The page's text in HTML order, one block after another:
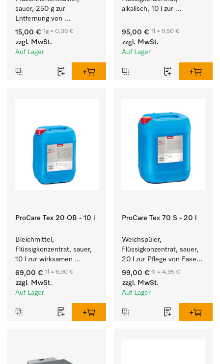
sauer, 250 g zur
Entfernung von
hartnäckigen
Kalkablagerungen.
15,00 € 1g = 0,06 €
zzgl. MwSt.
Auf Lager
alkalisch, 10 l zur
und farbechter
Buntwäsche.
95,00 € 1l = 9,50 €
zzgl. MwSt.
Auf Lager
ProCare Tex 20 OB - 10 l
Bleichmittel,
Flüssigkonzentrat, sauer,
10 l zur wirksamen
Entfernung von
hartnäckigen Flecken.
69,00 € 1l = 6,90 €
zzgl. MwSt.
Auf Lager
ProCare Tex 70 S - 20 l
Weichspüler,
Flüssigkonzentrat, sauer,
20 l zur Pflege von Fasern
für eine langfristige
Geschmeidigkeit der
Textilien.
99,00 € 1l = 4,95 €
zzgl. MwSt.
Auf Lager